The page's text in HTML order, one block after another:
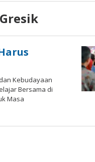
Kebudayaan
Bersama di
Masa